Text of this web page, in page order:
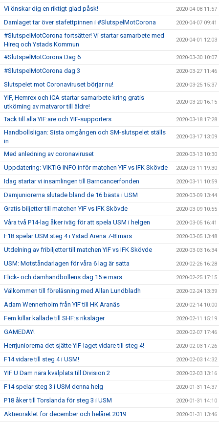
Vi önskar dig en riktigt glad påsk! 2020-04-08 11:57
Damlaget tar över stafettpinnen i #SlutspelMotCorona 2020-04-07 09:41
#SlutspelMotCorona fortsätter! Vi startar samarbete med
Hireq och Ystads Kommun
2020-04-01 12:03
#SlutspelMotCorona Dag 6 2020-03-30 10:07
#SlutspelMotCorona dag 3 2020-03-27 11:46
Slutspelet mot Coronaviruset börjar nu! 2020-03-25 15:37
YIF, Hemrex och ICA startar samarbete kring gratis
utkörning av matvaror till äldre!
2020-03-20 16:15
Tack till alla YIF:are och YIF-supporters 2020-03-18 17:28
Handbollsligan: Sista omgången och SM-slutspelet ställs
in
2020-03-17 13:09
Med anledning av coronaviruset 2020-03-13 10:30
Uppdatering: VIKTIG INFO inför matchen YIF vs IFK Skövde 2020-03-11 19:30
Idag startar vi insamlingen till Barncancerfonden 2020-03-11 10:59
Damjuniorerna slutade bland de 16 bästa i USM 2020-03-09 13:44
Gratis biljetter till matchen YIF vs IFK Skövde 2020-03-09 10:55
Våra två P14-lag åker iväg för att spela USM i helgen 2020-03-05 16:41
F18 spelar USM steg 4 i Ystad Arena 7-8 mars 2020-03-05 13:48
Utdelning av fribiljetter till matchen YIF vs IFK Skövde 2020-03-03 16:34
USM: Motståndarlagen för våra 6 lag är satta 2020-02-26 16:28
Flick- och damhandbollens dag 15:e mars 2020-02-25 17:15
Välkommen till föreläsning med Allan Lundbladh 2020-02-24 13:39
Adam Wennerholm från YIF till HK Aranäs 2020-02-14 10:00
Fem killar kallade till SHF:s riksläger 2020-02-11 15:19
GAMEDAY! 2020-02-07 17:46
Herrjuniorerna det sjätte YIF-laget vidare till steg 4! 2020-02-03 17:26
F14 vidare till steg 4 i USM! 2020-02-03 14:32
YIF U Dam nära kvalplats till Division 2 2020-02-03 13:16
F14 spelar steg 3 i USM denna helg 2020-01-31 14:37
P18 åker till Torslanda för steg 3 i USM 2020-01-31 14:10
Aktieoraklet för december och helåret 2019 2020-01-31 13:46